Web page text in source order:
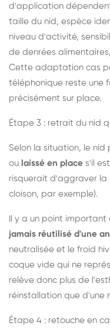
d'application
taille du nid, espèce
niveau d'activité,
de denrées
Cette adaptation cas
téléphonique reste une
précisément sur place.
Étape 3 : retrait du nid
Selon la situation, le nid
ou laissé en place s'il
risquerait d'aggraver la
cloison, par exemple).
Il y a un point
jamais réutilisé d'une
neutralisée et le froid
coque vide qui ne
relève donc plus de
réinstallation que d'une
Étape 4 : retouche en